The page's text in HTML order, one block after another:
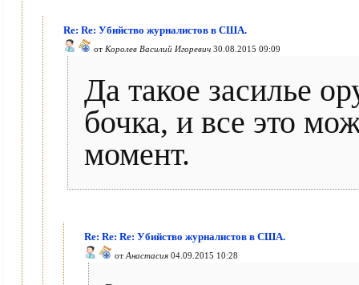
Re: Re: Убийство журналистов в США.
от Королев Василий Игоревич 30.08.2015 09:09
Да такое засилье
бочка, и все это
момент.
Re: Re: Re: Убийство журналистов в США.
от Анастасия 04.09.2015 10:28